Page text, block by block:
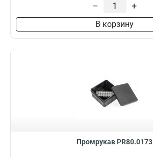
– +
В корзину
Промрукав PR80.0173